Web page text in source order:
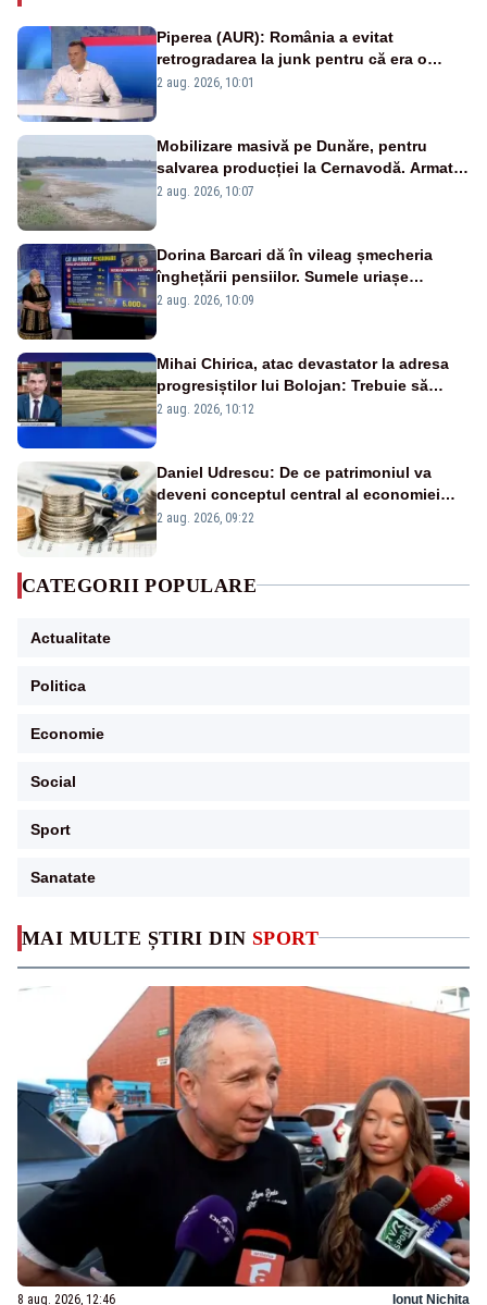
MAI MULTE ȘTIRI DIN SPORT
8 aug. 2026, 12:46 Ionuț Nichita
Piperea (AUR): România a evitat
retrogradarea la junk pentru că era o
catastrofă pentru bănci și fondurile de
2 aug. 2026, 10:01
Mobilizare masivă pe Dunăre, pentru
salvarea producției la Cernavodă. Armata
va detona o stâncă și va devia apa
2 aug. 2026, 10:07
Dorina Barcari dă în vileag șmecheria
înghețării pensiilor. Sumele uriașe
pierdute de fiecare român
2 aug. 2026, 10:09
Mihai Chirica, atac devastator la adresa
progresiștilor lui Bolojan: Trebuie să
protejăm și natura, dar nu șținem omaneii
2 aug. 2026, 10:12
Daniel Udrescu: De ce patrimoniul va
deveni conceptul central al economiei
viitoare?
2 aug. 2026, 09:22
CATEGORII POPULARE
Actualitate
Politica
Economie
Social
Sport
Sanatate